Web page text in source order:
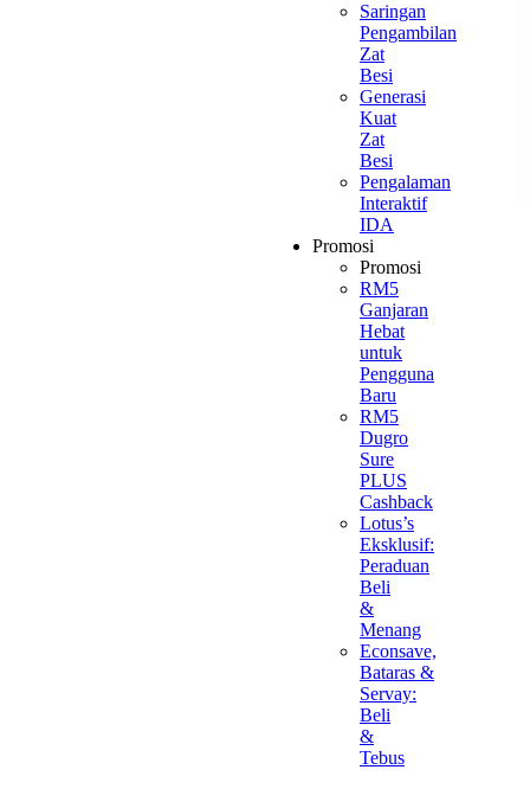
Saringan
Pengambilan
Zat
Besi
Generasi
Kuat
Zat
Besi
Pengalaman
Interaktif
IDA
Promosi
Promosi
RM5
Ganjaran
Hebat
untuk
Pengguna
Baru
RM5
Dugro
Sure
PLUS
Cashback
Lotus’s
Eksklusif:
Peraduan
Beli
&
Menang
Econsave,
Bataras &
Servay:
Beli
&
Tebus